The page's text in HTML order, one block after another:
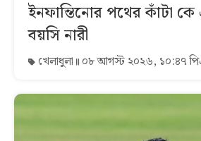
ইনফান্তিনোর পথের কাঁটা
বয়সি নারী
খেলাধুলা ০৮ আগস্ট ২০২৬, ১০:৪৭